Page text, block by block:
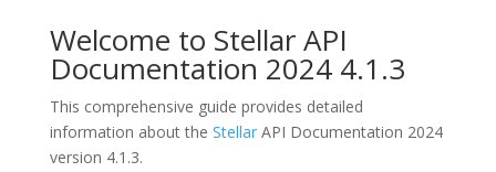
Welcome to Stellar API
Documentation 2024 4.1.3
This comprehensive guide provides detailed
information about the StellarAPI Documentation 2024
version 4.1.3.